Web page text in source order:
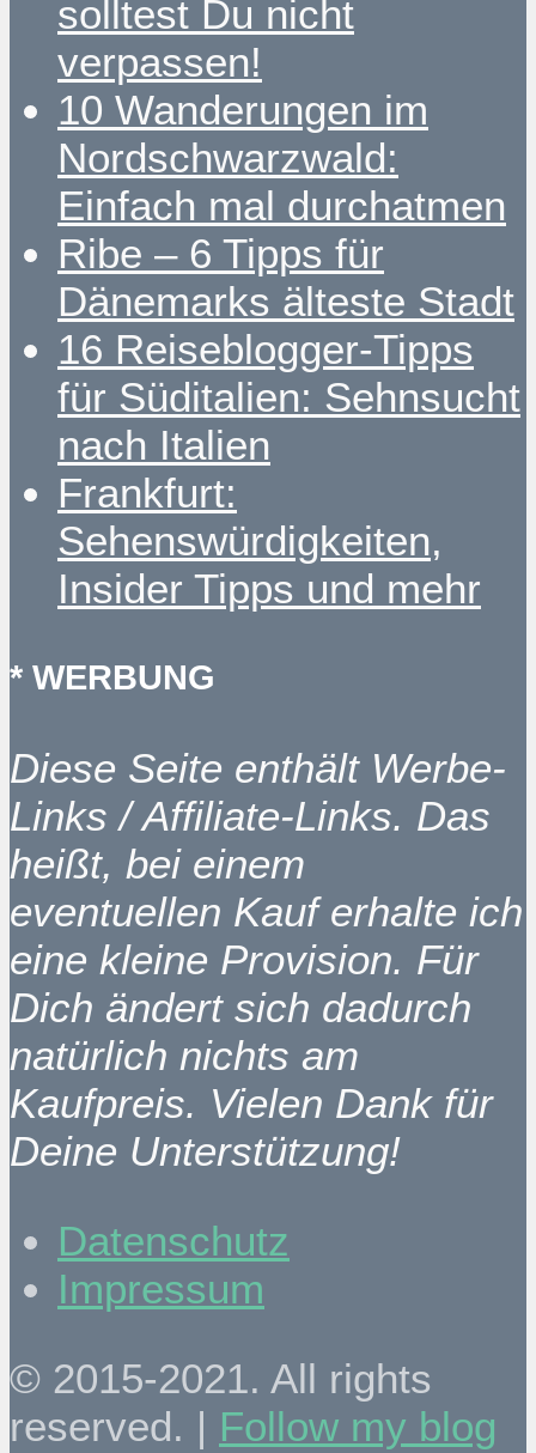
solltest Du nicht
verpassen!
10 Wanderungen im
Nordschwarzwald:
Einfach mal durchatmen
Ribe – 6 Tipps für
Dänemarks älteste Stadt
16 Reiseblogger-Tipps
für Süditalien: Sehnsucht
nach Italien
Frankfurt:
Sehenswürdigkeiten,
Insider Tipps und mehr
* WERBUNG
Diese Seite enthält Werbe-
Links / Affiliate-Links. Das
heißt, bei einem
eventuellen Kauf erhalte ich
eine kleine Provision. Für
Dich ändert sich dadurch
natürlich nichts am
Kaufpreis. Vielen Dank für
Deine Unterstützung!
Datenschutz
Impressum
© 2015-2021. All rights
reserved. | Follow my blog